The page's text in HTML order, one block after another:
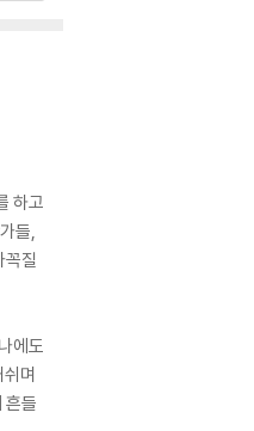
하고
들,
꼭질
에도
며
흔들